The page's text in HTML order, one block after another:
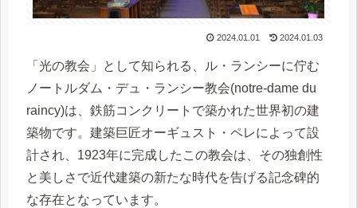
2024.01.01 2024.01.03
「光の教会」として知られる、ル・ランシーに佇む
ノートルダム・デュ・ランシー教会(notre-dame du
raincy)は、鉄筋コンクリートで築かれた世界初の建
築物です。建築巨匠オーギュスト・ペレによって設
計され、1923年に完成したこの教会は、その独創性
と美しさで近代建築の新たな時代を告げる記念碑的
な存在となっています。